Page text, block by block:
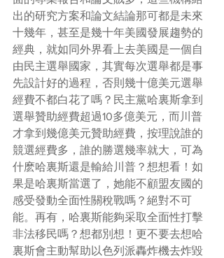
出的研究方案和論文結論那可都是未來
十幾年，甚至是幾十年美國發展趨勢的
經典，就如同外界看上去美國是一個自
由民主選舉國家，其實每次選舉都是事
先設計好的過程，否則幾十億美元選舉
經費不都白花了嗎？民主黨哈裏斯拿到
選舉贊助經費超過10多億美元，而川普
才拿到幾億美元贊助經費，按理說誰的
競選經費多，誰的勝選幾率就大，可為
什麽哈裏斯還是輸給川普？想想看！如
果是哈裏斯當選了，她能不顧盟友國的
感受發動全面性關稅戰嗎？絕對不可
能。再有，哈裏斯能夠采取全面性打擊
非法移民嗎？想都別想！更不要去想哈
裏斯會主動幫助以色列派轟炸機去炸毀